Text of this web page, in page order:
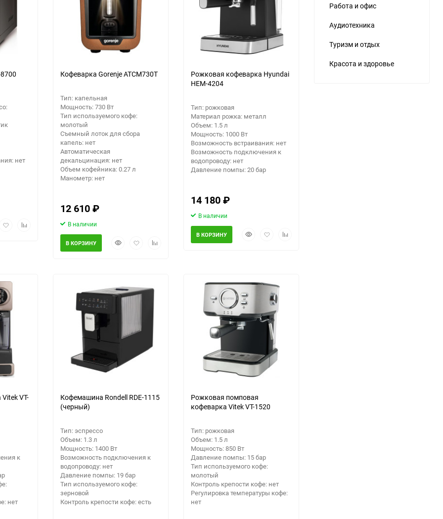
нет
ДобавитьДобавить
Кофеварка Gorenje ATCM730T
Тип: капельная
Мощность: 730 Вт
Тип используемого кофе:
молотый
Съемный лоток для сбора
капель: нет
Автоматическая
декальцинация: нет
Объем кофейника: 0.27 л
Манометр: нет
12 610₽
В наличии
БыстрыйДобавитьДобавить
В КОРЗИНУ
Рожковая кофеварка Hyundai
HEM-4204
Тип: рожковая
Материал рожка: металл
Объем: 1.5 л
Мощность: 1000 Вт
Возможность встраивания: нет
Возможность подключения к
водопроводу: нет
Давление помпы: 20 бар
14 180₽
В наличии
БыстрыйДобавитьДобавить
В КОРЗИНУ
VT-
к
нет
Кофемашина Rondell RDE-1115
(черный)
Тип: эспрессо
Объем: 1.3 л
Мощность: 1400 Вт
Возможность подключения к
водопроводу: нет
Давление помпы: 19 бар
Тип используемого кофе:
зерновой
Контроль крепости кофе: есть
Рожковая помповая
кофеварка Vitek VT-1520
Тип: рожковая
Объем: 1.5 л
Мощность: 850 Вт
Давление помпы: 15 бар
Тип используемого кофе:
молотый
Контроль крепости кофе: нет
Регулировка температуры кофе:
нет
Работа и офис
Аудиотехника
Туризм и отдых
Красота и здоровье